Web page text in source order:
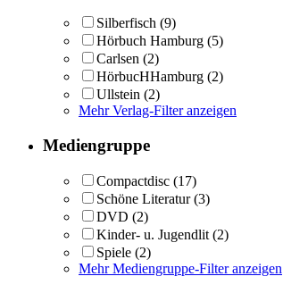
Silberfisch (9)
Hörbuch Hamburg (5)
Carlsen (2)
HörbucHHamburg (2)
Ullstein (2)
Mehr Verlag-Filter anzeigen
Mediengruppe
Compactdisc (17)
Schöne Literatur (3)
DVD (2)
Kinder- u. Jugendlit (2)
Spiele (2)
Mehr Mediengruppe-Filter anzeigen